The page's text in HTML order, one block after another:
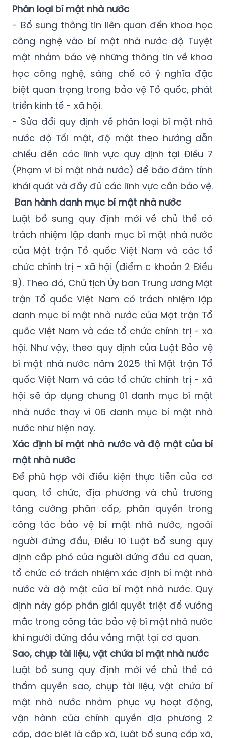
Phân loại bí mật nhà nước
- Bổ sung thông tin liên quan đến khoa học
công nghệ vào bí mật nhà nước độ Tuyệt
mật nhằm bảo vệ những thông tin về khoa
học công nghệ, sáng chế có ý nghĩa đặc
biệt quan trọng trong bảo vệ Tổ quốc, phát
triển kinh tế - xã hội.
- Sửa đổi quy định về phân loại bí mật nhà
nước độ Tối mật, độ mật theo hướng dẫn
chiếu đến các lĩnh vực quy định tại Điều 7
(Phạm vi bí mật nhà nước) để bảo đảm tính
khái quát và đầy đủ các lĩnh vực cần bảo vệ.
Ban hành danh mục bí mật nhà nước
Luật bổ sung quy định mới về chủ thể có
trách nhiệm lập danh mục bí mật nhà nước
của Mặt trận Tổ quốc Việt Nam và các tổ
chức chính trị - xã hội (điểm c khoản 2 Điều
9). Theo đó, Chủ tịch Ủy ban Trung ương Mặt
trận Tổ quốc Việt Nam có trách nhiệm lập
danh mục bí mật nhà nước của Mặt trận Tổ
quốc Việt Nam và các tổ chức chính trị - xã
hội. Như vậy, theo quy định của Luật Bảo vệ
bí mật nhà nước năm 2025 thì Mặt trận Tổ
quốc Việt Nam và các tổ chức chính trị - xã
hội sẽ áp dụng chung 01 danh mục bí mật
nhà nước thay vì 06 danh mục bí mật nhà
nước như hiện nay.
Xác định bí mật nhà nước và độ mật của bí
mật nhà nước
Để phù hợp với điều kiện thực tiễn của cơ
quan, tổ chức, địa phương và chủ trương
tăng cường phân cấp, phân quyền trong
công tác bảo vệ bí mật nhà nước, ngoài
người đứng đầu, Điều 10 Luật bổ sung quy
định cấp phó của người đứng đầu cơ quan,
tổ chức có trách nhiệm xác định bí mật nhà
nước và độ mật của bí mật nhà nước. Quy
định này góp phần giải quyết triệt để vướng
mắc trong công tác bảo vệ bí mật nhà nước
khi người đứng đầu vắng mặt tại cơ quan.
Sao, chụp tài liệu, vật chứa bí mật nhà nước
Luật bổ sung quy định mới về chủ thể có
thẩm quyền sao, chụp tài liệu, vật chứa bí
mật nhà nước nhằm phục vụ hoạt động,
vận hành của chính quyền địa phương 2
cấp, đặc biệt là cấp xã, Luật bổ sung cấp xã,